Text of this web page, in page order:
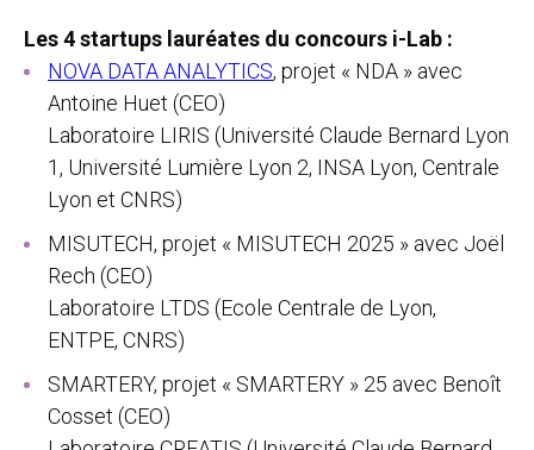
Les 4 startups lauréates du concours i-Lab :
NOVA DATA ANALYTICS, projet « NDA » avec
Antoine Huet (CEO)
Laboratoire LIRIS (Université Claude Bernard Lyon
1, Université Lumière Lyon 2, INSA Lyon, Centrale
Lyon et CNRS)
MISUTECH, projet « MISUTECH 2025 » avec Joël
Rech (CEO)
Laboratoire LTDS (Ecole Centrale de Lyon,
ENTPE, CNRS)
SMARTERY, projet « SMARTERY » 25 avec Benoît
Cosset (CEO)